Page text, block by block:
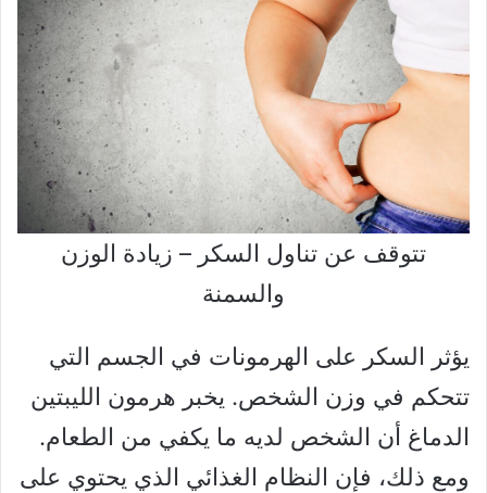
تتوقف عن تناول السكر – زيادة الوزن
والسمنة
يؤثر السكر على الهرمونات في الجسم التي
تتحكم في وزن الشخص. يخبر هرمون الليبتين
الدماغ أن الشخص لديه ما يكفي من الطعام.
ومع ذلك، فإن النظام الغذائي الذي يحتوي على